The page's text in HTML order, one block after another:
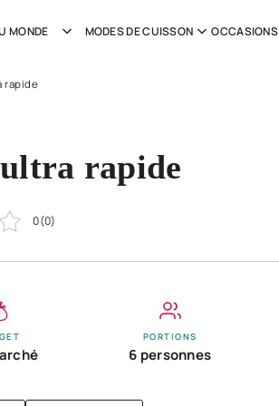
MONDE MODES DE CUISSON OCCASIONS
rapide
rapide
0(0)
PORTIONS
6 personnes